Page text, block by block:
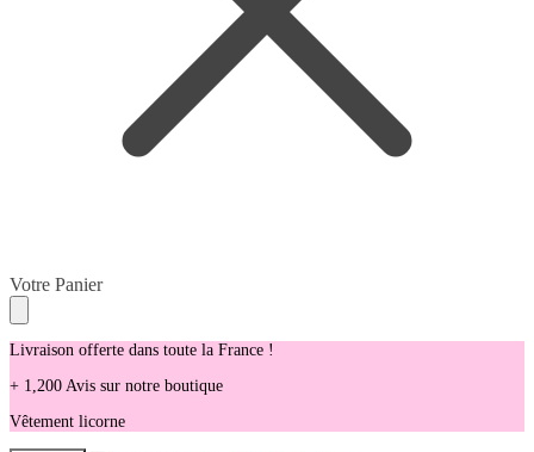
Skip
to
navigation
Skip
to
content
Votre Panier
Livraison offerte dans toute la France !
+ 1,200 Avis sur notre boutique
Vêtement licorne